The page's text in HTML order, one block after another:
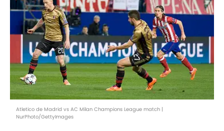
Atletico de Madrid vs AC Milan Champions League match |
NurPhoto/GettyImages